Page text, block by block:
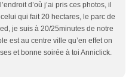
d’où j’ai pris ces photos, il
qui fait 20 hectares, le parc de
je suis à 20/25minutes de notre
est au centre ville qu’en effet on
et bonne soirée à toi Anniclick.